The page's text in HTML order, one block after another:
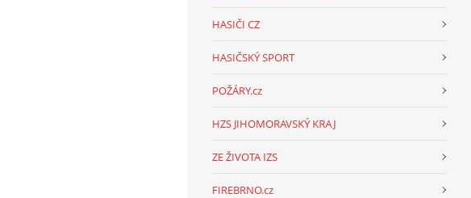
HASIČI CZ
HASIČSKÝ SPORT
POŽÁRY.cz
HZS JIHOMORAVSKÝ KRAJ
ZE ŽIVOTA IZS
FIREBRNO.cz